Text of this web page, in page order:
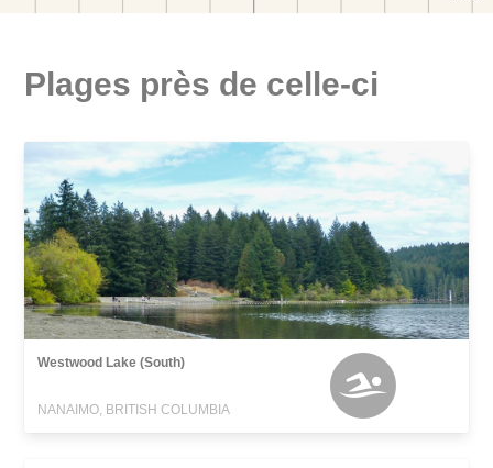
Plages près de celle-ci
Westwood Lake (South)
NANAIMO, BRITISH COLUMBIA